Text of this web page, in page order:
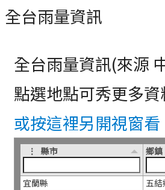
全台雨量資訊
全台雨量資訊(來源
點選地點可秀更多資
或按這裡另開視窗看
⋮ 縣市 鄉鎮
宜蘭縣 五結